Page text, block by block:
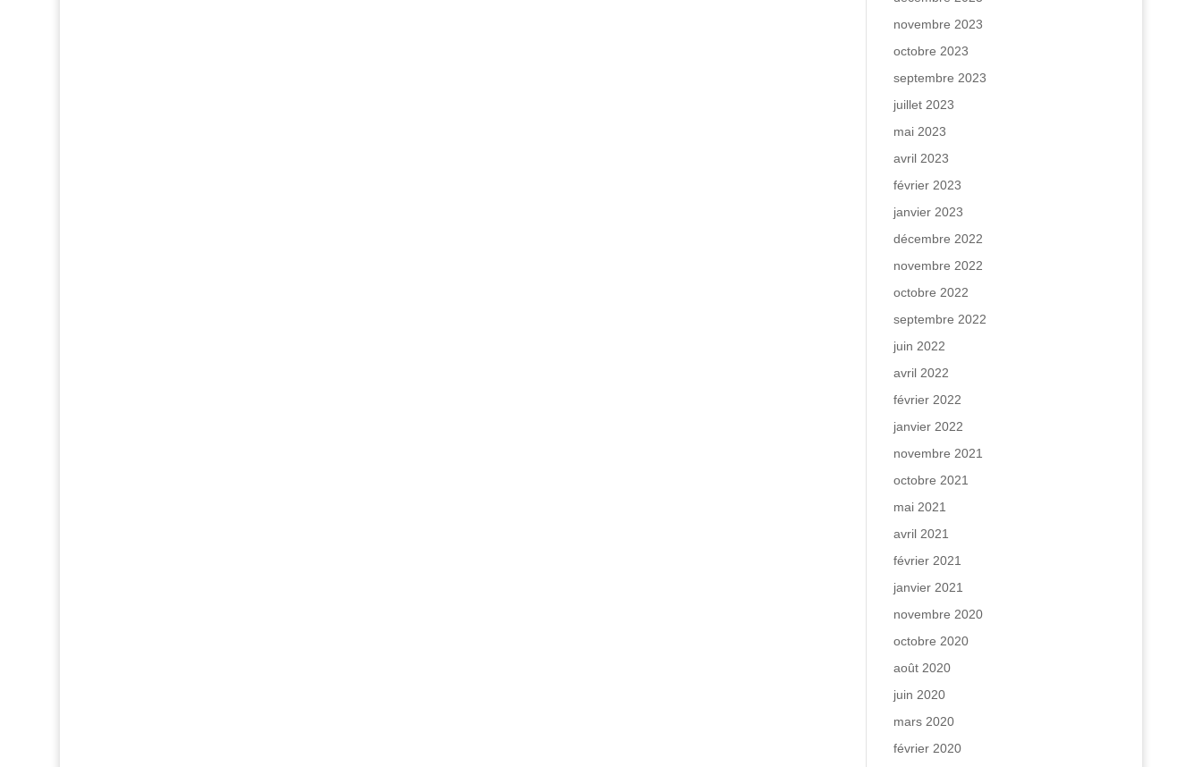
novembre 2023
octobre 2023
septembre 2023
juillet 2023
mai 2023
avril 2023
février 2023
janvier 2023
décembre 2022
novembre 2022
octobre 2022
septembre 2022
juin 2022
avril 2022
février 2022
janvier 2022
novembre 2021
octobre 2021
mai 2021
avril 2021
février 2021
janvier 2021
novembre 2020
octobre 2020
août 2020
juin 2020
mars 2020
février 2020